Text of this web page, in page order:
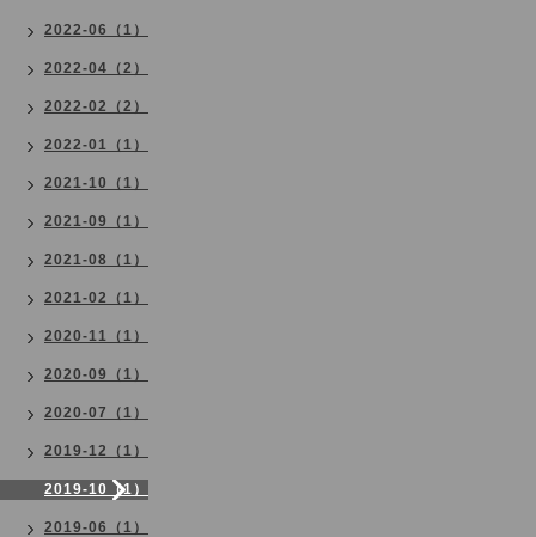
2022-06（1）
2022-04（2）
2022-02（2）
2022-01（1）
2021-10（1）
2021-09（1）
2021-08（1）
2021-02（1）
2020-11（1）
2020-09（1）
2020-07（1）
2019-12（1）
2019-10（1）
2019-06（1）